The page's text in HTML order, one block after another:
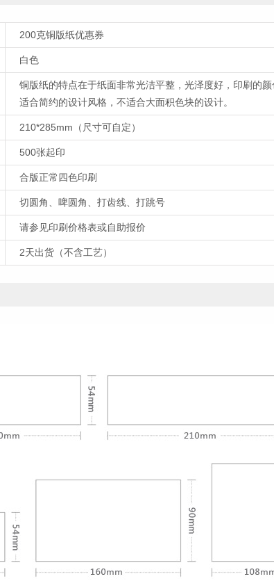
200克铜版纸优惠券
白色
铜版纸的特点在于纸面非常光洁平整，光泽度好，印刷的颜
适合简约的设计风格，不适合大面积色块的设计。
210*285mm（尺寸可自定）
500张起印
合版正常四色印刷
切圆角、啤圆角、打齿线、打跳号
请参见印刷价格表或自助报价
2天出货（不含工艺）